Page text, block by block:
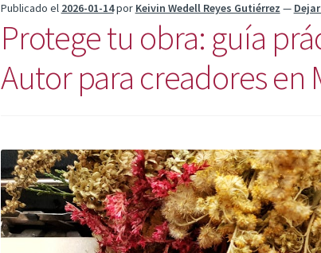
Publicado el 2026-01-14por Keivin Wedell Reyes Gutiérrez —
Protege tu obra: guía
Autor para creadores en